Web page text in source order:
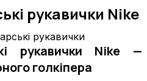
рукавички Nike
рукавички
рукавички Nike —
голкіпера